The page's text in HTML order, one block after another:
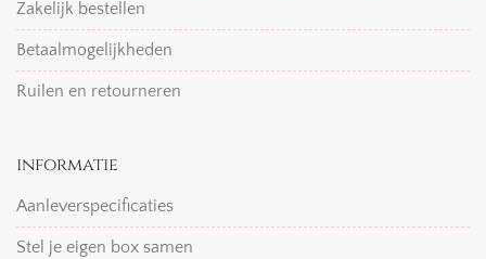
Zakelijk bestellen
Betaalmogelijkheden
Ruilen en retourneren
informatie
Aanleverspecificaties
Stel je eigen box samen